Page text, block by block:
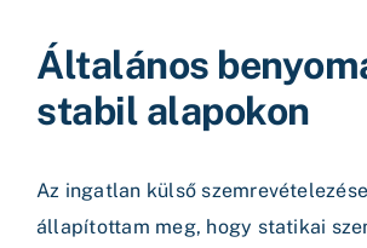
Általános
stabil alapokon
Az ingatlan külső
állapítottam meg, hogy statikai